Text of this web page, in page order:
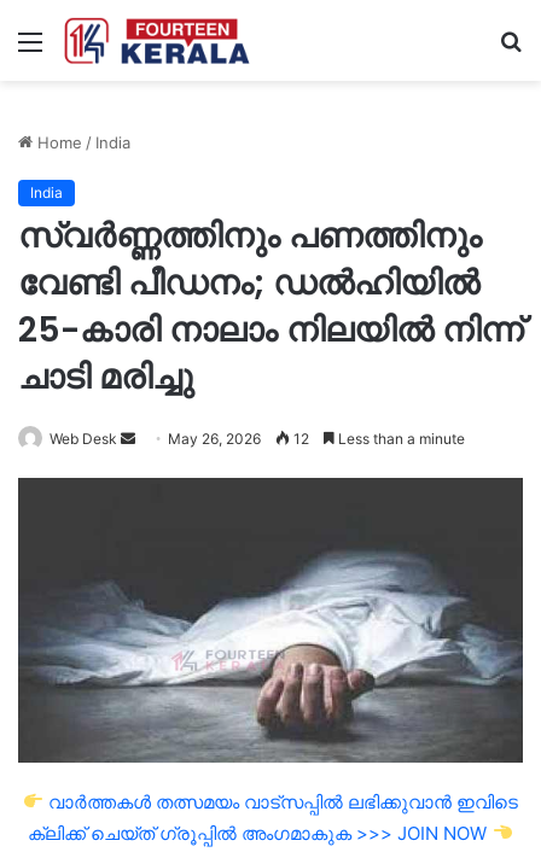
Menu
Home / India
India
സ്വർണ്ണത്തിനും പണത്തിനും
വേണ്ടി പീഡനം; ഡൽഹിയിൽ
25-കാരി നാലാം നിലയിൽ നിന്ന്
ചാടി മരിച്ചു
Web Desk
Send May 26, 2026 12 Less than a minute
വാർത്തകൾ തത്സമയം വാട്സപ്പിൽ ലഭിക്കുവാൻ ഇവിടെ
ക്ലിക്ക് ചെയ്ത് ഗ്രൂപ്പിൽ അംഗമാകുക >>> JOIN NOW